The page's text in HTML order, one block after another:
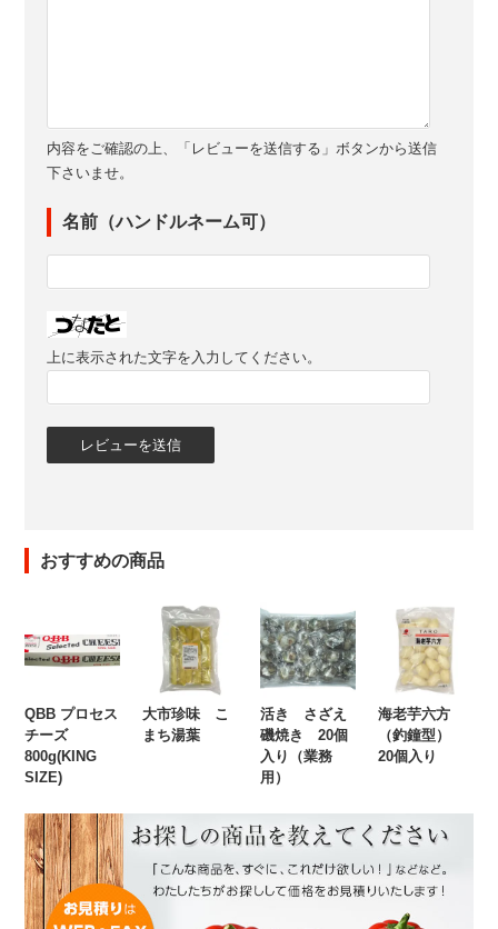
内容をご確認の上、「レビューを送信する」ボタンから送信
下さいませ。
名前（ハンドルネーム可）
上に表示された文字を入力してください。
おすすめの商品
QBB プロセス
チーズ
800g(KING
SIZE)
大市珍味 こ
まち湯葉
活き さざえ
磯焼き 20個
入り（業務
用）
海老芋六方
（釣鐘型）
20個入り